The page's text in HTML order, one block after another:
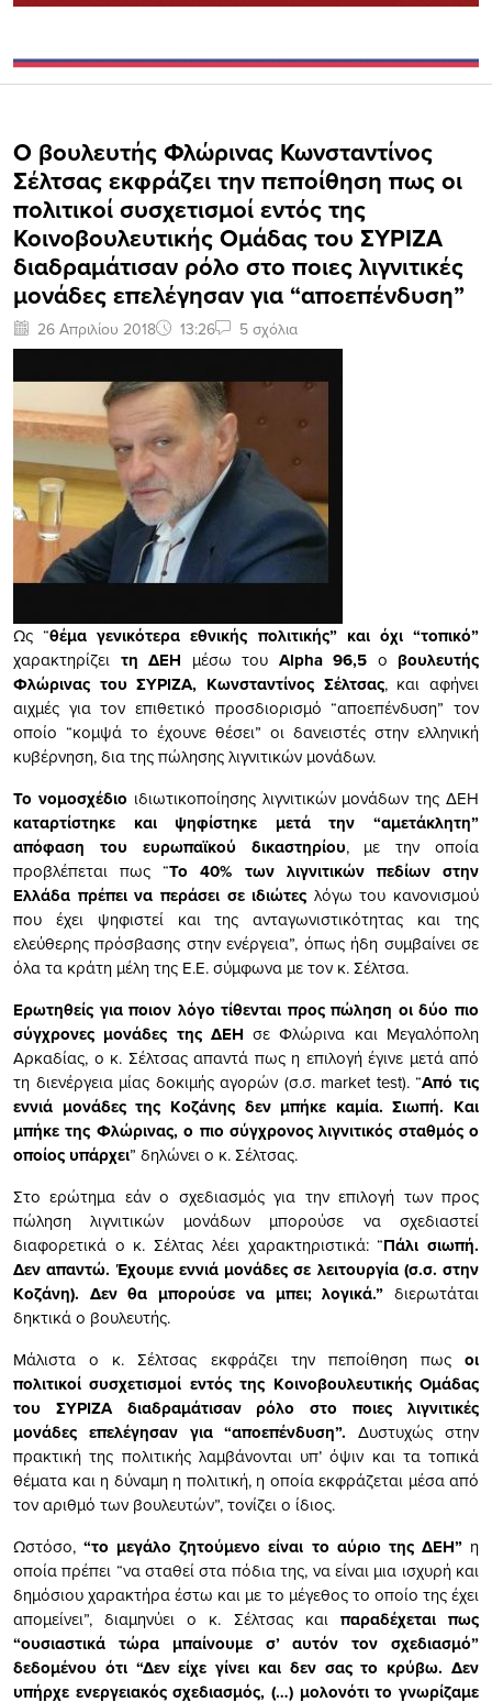
O βουλευτής Φλώρινας Κωνσταντίνος
Σέλτσας εκφράζει την πεποίθηση πως οι
πολιτικοί συσχετισμοί εντός της
Κοινοβουλευτικής Ομάδας του ΣΥΡΙΖΑ
διαδραμάτισαν ρόλο στο ποιες λιγνιτικές
μονάδες επελέγησαν για “αποεπένδυση”
26 Απριλίου 2018 13:26 5 σχόλια
Ως “θέμα γενικότερα εθνικής πολιτικής” και όχι “τοπικό”
χαρακτηρίζει τη ΔΕΗ μέσω του Alpha96,5 ο βουλευτής
Φλώρινας του ΣΥΡΙΖΑ, Κωνσταντίνος Σέλτσας, και αφήνει
αιχμές για τον επιθετικό προσδιορισμό “αποεπένδυση” τον
οποίο “κομψά το έχουνε θέσει” οι δανειστές στην ελληνική
κυβέρνηση, δια της πώλησης λιγνιτικών μονάδων.
Το νομοσχέδιο ιδιωτικοποίησης λιγνιτικών μονάδων της ΔΕΗ
καταρτίστηκε και ψηφίστηκε μετά την “αμετάκλητη”
απόφαση του ευρωπαϊκού δικαστηρίου, με την οποία
προβλέπεται πως “Το 40% των λιγνιτικών πεδίων στην
Ελλάδα πρέπει να περάσει σε ιδιώτες λόγω του κανονισμού
που έχει ψηφιστεί και της ανταγωνιστικότητας και της
ελεύθερης πρόσβασης στην ενέργεια”, όπως ήδη συμβαίνει σε
όλα τα κράτη μέλη της Ε.Ε. σύμφωνα με τον κ. Σέλτσα.
Ερωτηθείς για ποιον λόγο τίθενται προς πώληση οι δύο πιο
σύγχρονες μονάδες της ΔΕΗ σε Φλώρινα και Μεγαλόπολη
Αρκαδίας, ο κ. Σέλτσας απαντά πως η επιλογή έγινε μετά από
τη διενέργεια μίας δοκιμής αγορών (σ.σ. market test). “Από τις
εννιά μονάδες της Κοζάνης δεν μπήκε καμία. Σιωπή. Και
μπήκε της Φλώρινας, ο πιο σύγχρονος λιγνιτικός σταθμός ο
οποίος υπάρχει” δηλώνει ο κ. Σέλτσας.
Στο ερώτημα εάν ο σχεδιασμός για την επιλογή των προς
πώληση λιγνιτικών μονάδων μπορούσε να σχεδιαστεί
διαφορετικά ο κ. Σέλτας λέει χαρακτηριστικά: “Πάλι σιωπή.
Δεν απαντώ. Έχουμε εννιά μονάδες σε λειτουργία (σ.σ. στην
Κοζάνη). Δεν θα μπορούσε να μπει; λογικά.” διερωτάται
δηκτικά ο βουλευτής.
Μάλιστα ο κ. Σέλτσας εκφράζει την πεποίθηση πως οι
πολιτικοί συσχετισμοί εντός της Κοινοβουλευτικής Ομάδας
του ΣΥΡΙΖΑ διαδραμάτισαν ρόλο στο ποιες λιγνιτικές
μονάδες επελέγησαν για “αποεπένδυση”. Δυστυχώς στην
πρακτική της πολιτικής λαμβάνονται υπ’ όψιν και τα τοπικά
θέματα και η δύναμη η πολιτική, η οποία εκφράζεται μέσα από
τον αριθμό των βουλευτών”, τονίζει ο ίδιος.
Ωστόσο,“το μεγάλο ζητούμενο είναι το αύριο της ΔΕΗ”η
οποία πρέπει “να σταθεί στα πόδια της, να είναι μια ισχυρή και
δημόσιου χαρακτήρα έστω και με το μέγεθος το οποίο της έχει
απομείνει”, διαμηνύει ο κ. Σέλτσας και παραδέχεται πως
“ουσιαστικά τώρα μπαίνουμε σ’ αυτόν τον σχεδιασμό”
δεδομένου ότι “Δεν είχε γίνει και δεν σας το κρύβω. Δεν
υπήρχε ενεργειακός σχεδιασμός, (…) μολονότι το γνωρίζαμε